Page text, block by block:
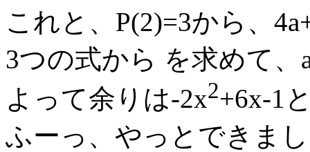
これと、P(2)=3から、
3つの式から を求めて、
よって余りは-2x2+6x-1
ふーっ、やっとできま